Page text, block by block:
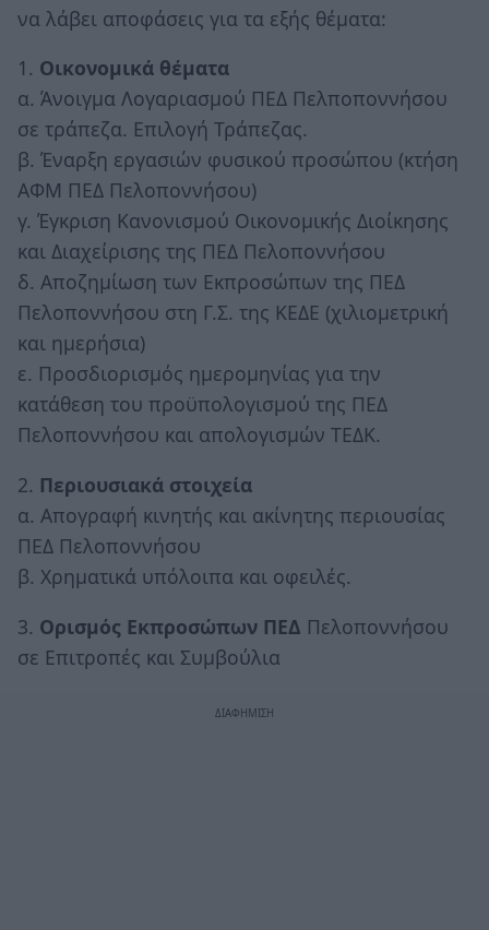
να λάβει αποφάσεις για τα εξής θέματα:
1. Οικονομικά θέματα
α. Άνοιγμα Λογαριασμού ΠΕΔ Πελποποννήσου
σε τράπεζα. Επιλογή Τράπεζας.
β. Έναρξη εργασιών φυσικού προσώπου (κτήση
ΑΦΜ ΠΕΔ Πελοποννήσου)
γ. Έγκριση Κανονισμού Οικονομικής Διοίκησης
και Διαχείρισης της ΠΕΔ Πελοποννήσου
δ. Αποζημίωση των Εκπροσώπων της ΠΕΔ
Πελοποννήσου στη Γ.Σ. της ΚΕΔΕ (χιλιομετρική
και ημερήσια)
ε. Προσδιορισμός ημερομηνίας για την
κατάθεση του προϋπολογισμού της ΠΕΔ
Πελοποννήσου και απολογισμών ΤΕΔΚ.
2. Περιουσιακά στοιχεία
α. Απογραφή κινητής και ακίνητης περιουσίας
ΠΕΔ Πελοποννήσου
β. Χρηματικά υπόλοιπα και οφειλές.
3. Ορισμός Εκπροσώπων ΠΕΔ Πελοποννήσου
σε Επιτροπές και Συμβούλια